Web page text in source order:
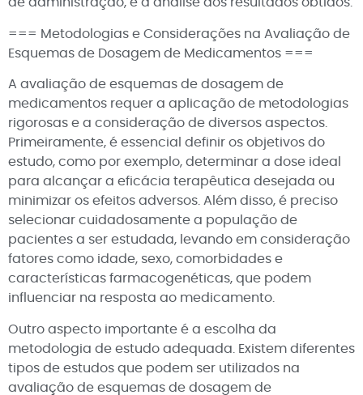
de administração, e a análise dos resultados obtidos.
=== Metodologias e Considerações na Avaliação de
Esquemas de Dosagem de Medicamentos ===
A avaliação de esquemas de dosagem de
medicamentos requer a aplicação de metodologias
rigorosas e a consideração de diversos aspectos.
Primeiramente, é essencial definir os objetivos do
estudo, como por exemplo, determinar a dose ideal
para alcançar a eficácia terapêutica desejada ou
minimizar os efeitos adversos. Além disso, é preciso
selecionar cuidadosamente a população de
pacientes a ser estudada, levando em consideração
fatores como idade, sexo, comorbidades e
características farmacogenéticas, que podem
influenciar na resposta ao medicamento.
Outro aspecto importante é a escolha da
metodologia de estudo adequada. Existem diferentes
tipos de estudos que podem ser utilizados na
avaliação de esquemas de dosagem de